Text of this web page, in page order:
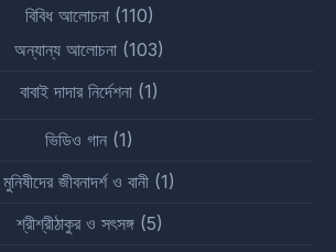
বিবিধ আলোচনা(110)
অন্যান্য আলোচনা (103)
বাবাই দাদার নির্দেশনা (1)
ভিডিও গান (1)
মুনিষীদের জীবনাদর্শ ও বানী (1)
শ্রীশ্রীঠাকুর ও সৎসঙ্গ(5)